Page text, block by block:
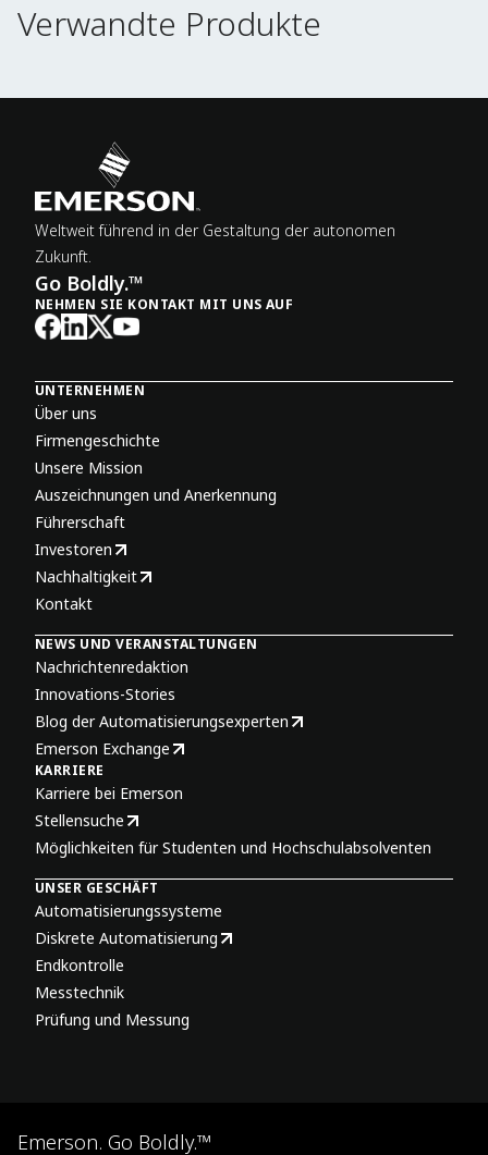
Verwandte Produkte
Verwandte Produkte
Weltweit führend in der Gestaltung der autonomen
Zukunft.
Go Boldly.™
NEHMEN SIE KONTAKT MIT UNS AUF
UNTERNEHMEN
Über uns
Firmengeschichte
Unsere Mission
Auszeichnungen und Anerkennung
Führerschaft
Investoren
Nachhaltigkeit
Kontakt
NEWS UND VERANSTALTUNGEN
Nachrichtenredaktion
Innovations-Stories
Blog der Automatisierungsexperten
Emerson Exchange
KARRIERE
Karriere bei Emerson
Stellensuche
Möglichkeiten für Studenten und Hochschulabsolventen
UNSER GESCHÄFT
Automatisierungssysteme
Diskrete Automatisierung
Endkontrolle
Messtechnik
Prüfung und Messung
Emerson. Go Boldly.™